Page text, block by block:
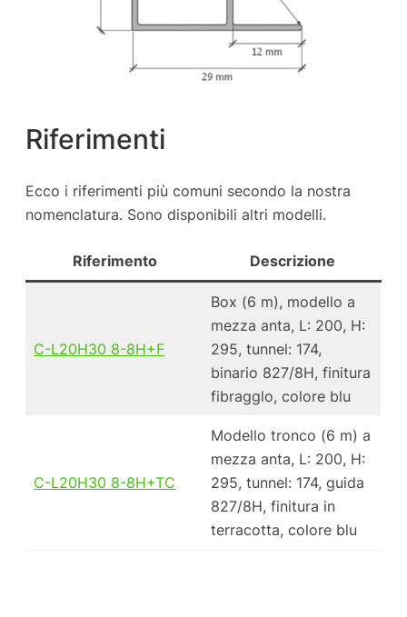
Riferimenti
Ecco i riferimenti più comuni secondo la nostra
nomenclatura. Sono disponibili altri modelli.
Riferimento Descrizione
C-L20H30 8-8H+F
Box (6 m), modello a
mezza anta, L: 200, H:
295, tunnel: 174,
binario 827/8H, finitura
fibragglo, colore blu
C-L20H30 8-8H+TC
Modello tronco (6 m) a
mezza anta, L: 200, H:
295, tunnel: 174, guida
827/8H, finitura in
terracotta, colore blu